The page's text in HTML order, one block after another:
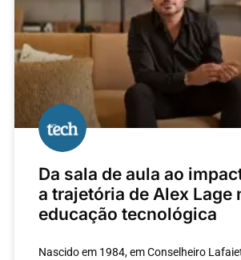
Da sala de aula ao
a trajetória de Alex Lage
educação tecnológica
Nascido em 1984, em Conselheiro